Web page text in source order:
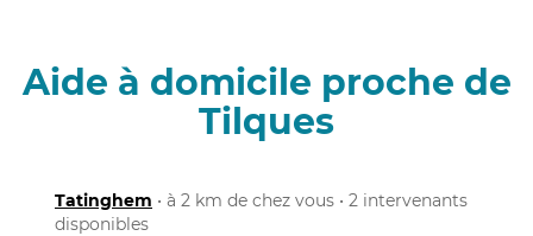
Aide à domicile proche de
Tilques
Tatinghem • à 2 km de chez vous • 2 intervenants
disponibles